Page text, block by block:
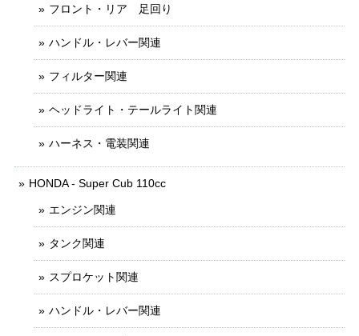
フロント・リア 足回り
ハンドル・レバー関連
フィルター関連
ヘッドライト・テールライト関連
ハーネス・電装関連
HONDA - Super Cub 110cc
エンジン関連
タンク関連
スプロケット関連
ハンドル・レバー関連